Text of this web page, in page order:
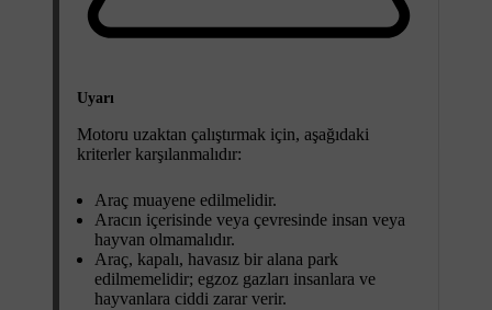
Uyarı
Motoru uzaktan çalıştırmak için, aşağıdaki
kriterler karşılanmalıdır:
Araç muayene edilmelidir.
Aracın içerisinde veya çevresinde insan veya
hayvan olmamalıdır.
Araç, kapalı, havasız bir alana park
edilmemelidir; egzoz gazları insanlara ve
hayvanlara ciddi zarar verir.